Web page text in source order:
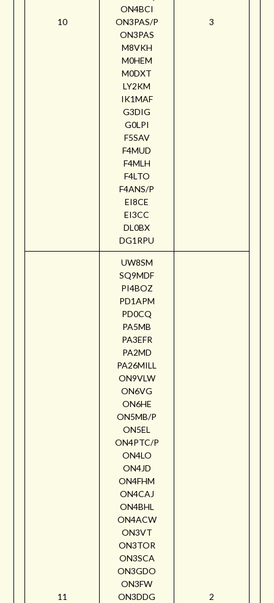
10
ON4BCI
ON3PAS/P
ON3PAS
M8VKH
M0HEM
M0DXT
LY2KM
IK1MAF
G3DIG
G0LPI
F5SAV
F4MUD
F4MLH
F4LTO
F4ANS/P
EI8CE
EI3CC
DL0BX
DG1RPU
3
11
UW8SM
SQ9MDF
PI4BOZ
PD1APM
PD0CQ
PA5MB
PA3EFR
PA2MD
PA26MILL
ON9VLW
ON6VG
ON6HE
ON5MB/P
ON5EL
ON4PTC/P
ON4LO
ON4JD
ON4FHM
ON4CAJ
ON4BHL
ON4ACW
ON3VT
ON3TOR
ON3SCA
ON3GDO
ON3FW
ON3DDG
2